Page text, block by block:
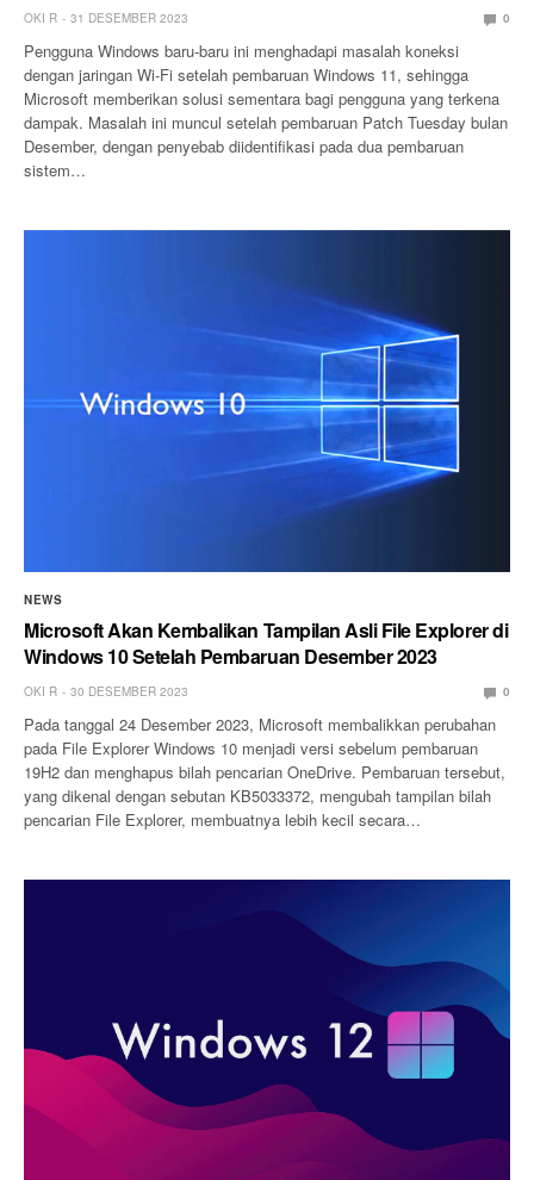
OKI R 31 DESEMBER 2023 0
Pengguna Windows baru-baru ini menghadapi masalah koneksi
dengan jaringan Wi-Fi setelah pembaruan Windows 11, sehingga
Microsoft memberikan solusi sementara bagi pengguna yang terkena
dampak. Masalah ini muncul setelah pembaruan Patch Tuesday bulan
Desember, dengan penyebab diidentifikasi pada dua pembaruan
sistem…
NEWS
Microsoft Akan Kembalikan Tampilan Asli File Explorer di
Windows 10 Setelah Pembaruan Desember 2023
OKI R 30 DESEMBER 2023 0
Pada tanggal 24 Desember 2023, Microsoft membalikkan perubahan
pada File Explorer Windows 10 menjadi versi sebelum pembaruan
19H2 dan menghapus bilah pencarian OneDrive. Pembaruan tersebut,
yang dikenal dengan sebutan KB5033372, mengubah tampilan bilah
pencarian File Explorer, membuatnya lebih kecil secara…